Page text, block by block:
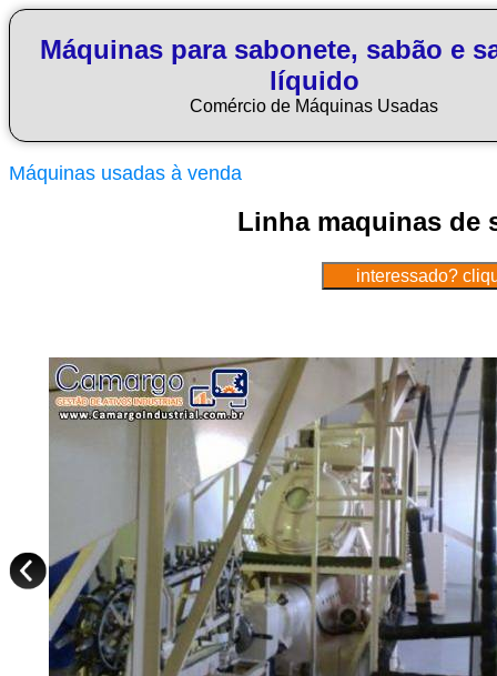
Máquinas para sabonete, sabão e
líquido
Comércio de Máquinas Usadas
Máquinas usadas à venda
Linha maquinas de